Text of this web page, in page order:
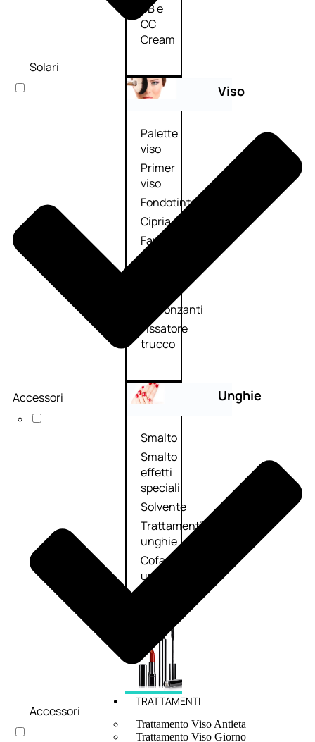
BB e
CC
Cream
Viso
Palette
viso
Primer
viso
Fondotinta
Cipria
Fard/Blush
abbronzanti
Fissatore
trucco
Unghie
Smalto
Smalto
effetti
speciali
Solvente
Trattamenti
unghie
Cofanetti
unghie
TRATTAMENTI
Trattamento Viso Antieta
Trattamento Viso Giorno
Solari
Accessori
Accessori